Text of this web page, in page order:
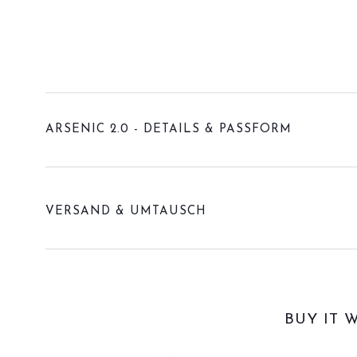
ARSENIC 2.0 - DETAILS & PASSFORM
VERSAND & UMTAUSCH
BUY IT